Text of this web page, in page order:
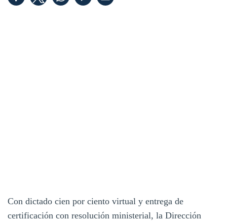
Con dictado cien por ciento virtual y entrega de
certificación con resolución ministerial, la Dirección